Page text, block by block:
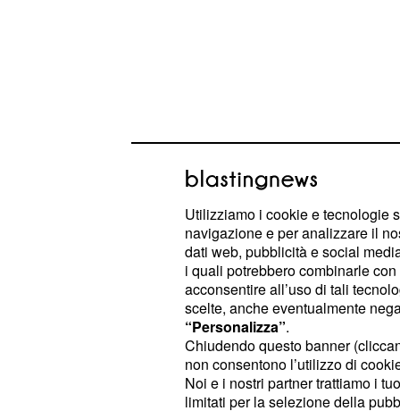
Uomini e donne,
novembre: Juan
tutte, Gemma felice
Come già anticipato questo
tronisti ad essere protagonisti
Utilizziamo i cookie e tecnologie
navigazione e per analizzare il
dati web, pubblicità e social
i quali potrebbero combinarle
acconsentire all’uso di tali
scelte, anche eventualmente
“Personalizza”.
Chiudendo questo banner
non consentono l’utilizzo di
Noi e i nostri partner trattiamo i
limitati per la selezione della